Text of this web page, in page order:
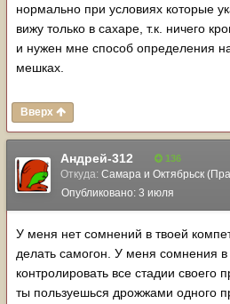
нормально при условиях которые
вижу только в сахаре, т.к. ничего
и нужен мне способ определения
мешках.
Вверх
Андрей-312 136
Откуда: Самара и Октябрьск
Опубликовано: 3 июля
У меня нет сомнений в твоей
делать самогон. У меня сомнения
контролировать все стадии своего
ты пользуешься дрожжами одного